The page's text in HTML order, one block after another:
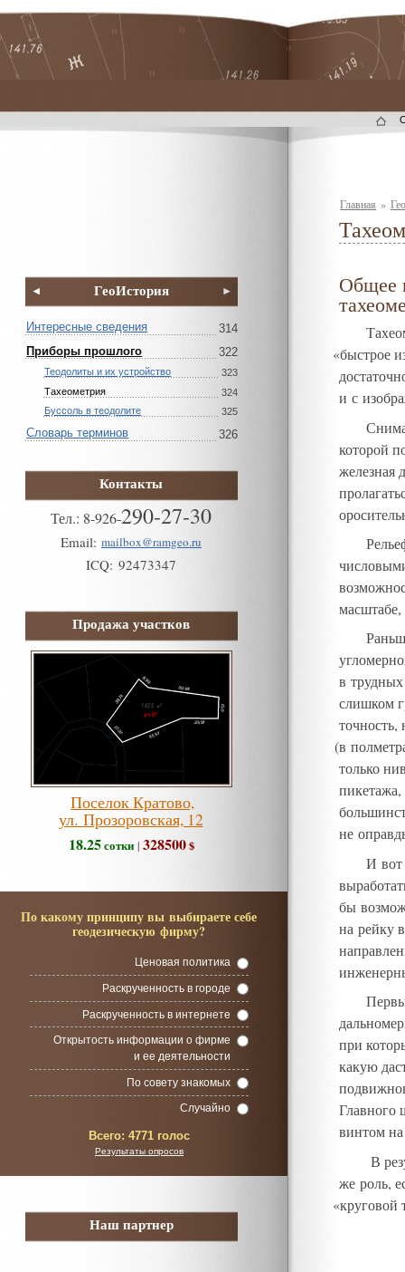
ГеоИстория
Интересные сведения
314
Приборы прошлого
322
Теодолиты и их устройство
323
Тахеометрия
324
Буссоль в теодолите
325
Словарь терминов 326
Контакты
Тел.: 8-926-290-27-30
Email: mailbox@ramgeo.ru
ICQ: 92473347
Продажа участков
Поселок Кратово,
ул. Прозоровская, 12
18.25сотки | 328500$
По какому принципу вы выбираете себе
геодезическую фирму?
Ценовая политика
Раскрученность в городе
Раскрученность в интернете
Открытость информации о фирме
и ее деятельности
По совету знакомых
Случайно
Всего: 4771 голос
Результаты опросов
Наш партнер
Главная »
Общее
«быстрое
и с
которой
железная
масштабе,
в трудных
слишком
точность,
(в
только
пикетажа,
не
И вот
бы
на рейку
при
какую
Главного
винтом
В
же роль,
«круговой